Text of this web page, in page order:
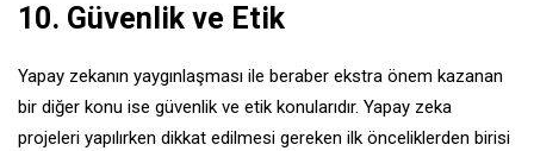
10. Güvenlik ve Etik
Yapay zekanın yaygınlaşması ile beraber ekstra önem kazanan
bir diğer konu ise güvenlik ve etik konularıdır. Yapay zeka
projeleri yapılırken dikkat edilmesi gereken ilk önceliklerden birisi